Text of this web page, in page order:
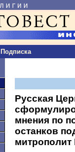
Подписка
Русская
мнения по
останков